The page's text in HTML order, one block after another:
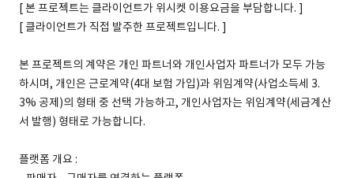
[ 본 프로젝트는 클라이언트가 위시켓 이용요금을 부담합니다. ]
[ 클라이언트가 직접 발주한 프로젝트입니다. ]
본 프로젝트의 계약은 개인 파트너와 개인사업자 파트너가 모두 가능
하시며, 개인은 근로계약(4대 보험 가입)과 위임계약(사업소득세 3.
3% 공제)의 형태 중 선택 가능하고, 개인사업자는 위임계약(세금계산
서 발행) 형태로 가능합니다.
플랫폼 개요 :